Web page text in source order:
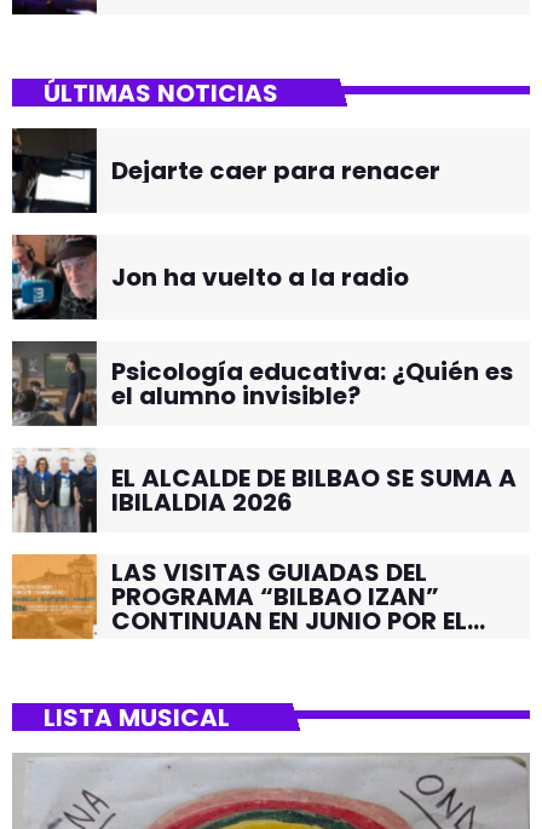
ÚLTIMAS NOTICIAS
Dejarte caer para renacer
Jon ha vuelto a la radio
Psicología educativa: ¿Quién es
el alumno invisible?
EL ALCALDE DE BILBAO SE SUMA A
IBILALDIA 2026
LAS VISITAS GUIADAS DEL
PROGRAMA “BILBAO IZAN”
CONTINUAN EN JUNIO POR EL
LISTA MUSICAL